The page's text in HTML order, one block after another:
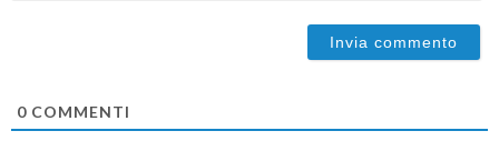
0 COMMENTI